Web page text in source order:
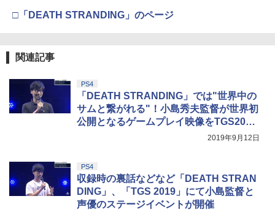
□「DEATH STRANDING」のページ
関連記事
PS4
「DEATH STRANDING」では"世界中の
サムと繋がれる"！小島秀夫監督が世界初
公開となるゲームプレイ映像をTGS2019
2019年9月12日
PS4
収録時の裏話などなど「DEATH STRAN
DING」、「TGS 2019」にて小島監督と
声優のステージイベントが開催